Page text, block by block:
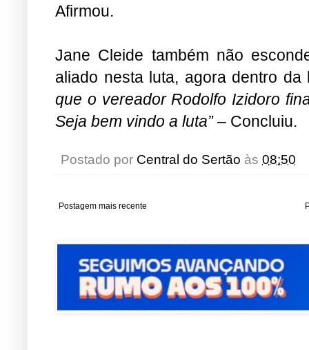
Afirmou.
Jane Cleide também não
aliado nesta luta, agora dentro
que o vereador Rodolfo Izidoro
Seja bem vindo a luta”– Concluiu.
Postado por Central do Sertão às 08:50
Postagem mais recente